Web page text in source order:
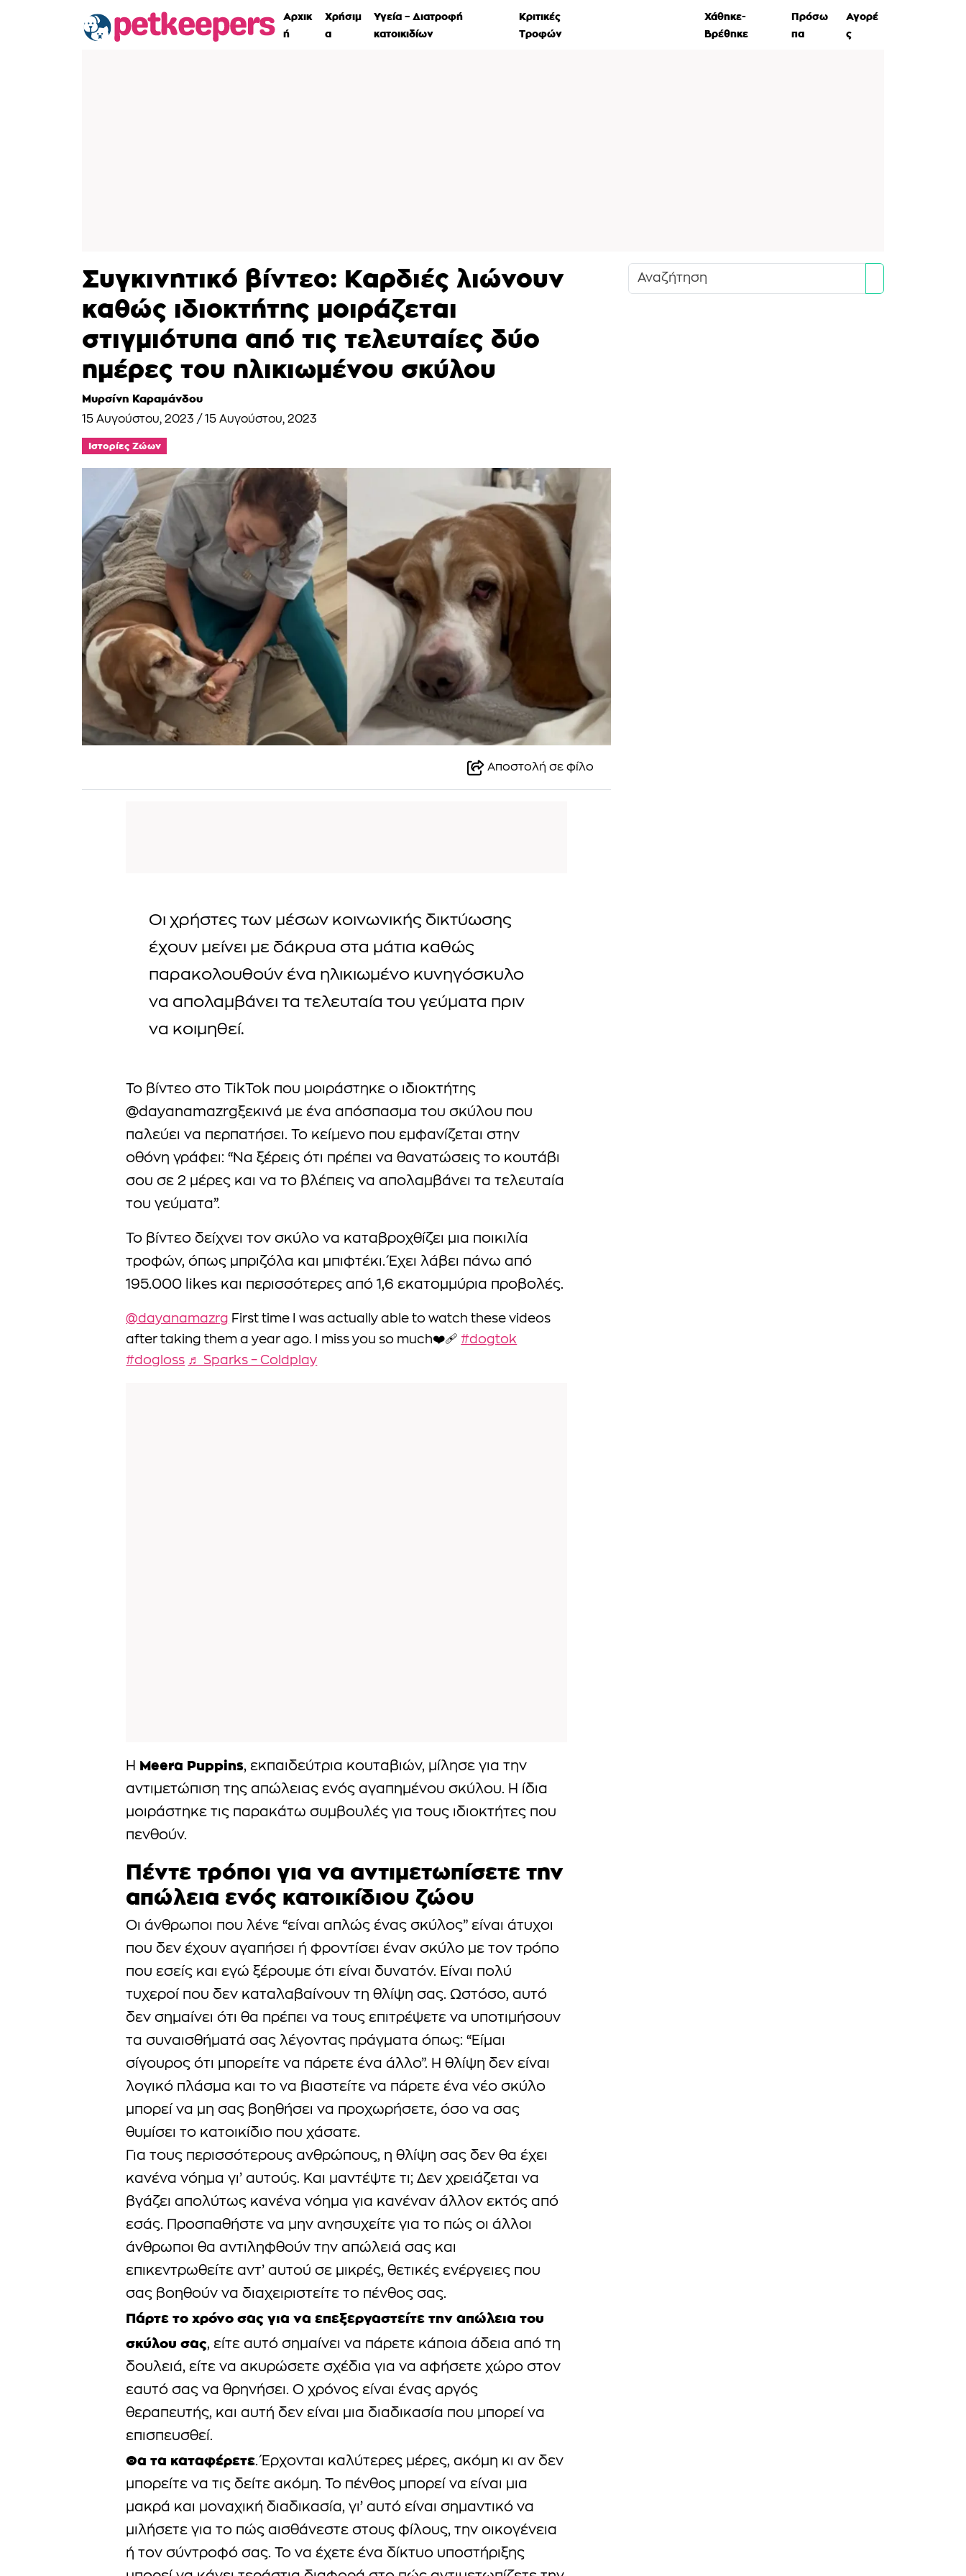
Αρχικ
ή
Χρήσιμ
α
Υγεία – Διατροφή
κατοικιδίων
Κριτικές
Τροφών
Χάθηκε-
Βρέθηκε
Πρόσω
πα
Αγορέ
ς
Συγκινητικό βίντεο: Καρδιές λιώνουν
καθώς ιδιοκτήτης μοιράζεται
στιγμιότυπα από τις τελευταίες δύο
ημέρες του ηλικιωμένου σκύλου
Μυρσίνη Καραμάνδου
15 Αυγούστου, 2023 / 15 Αυγούστου, 2023
Ιστορίες Ζώων
Αποστολή σε φίλο
Οι χρήστες των μέσων κοινωνικής δικτύωσης
έχουν μείνει με δάκρυα στα μάτια καθώς
παρακολουθούν ένα ηλικιωμένο κυνηγόσκυλο
να απολαμβάνει τα τελευταία του γεύματα πριν
να κοιμηθεί.
Το βίντεο στο TikTok που μοιράστηκε ο ιδιοκτήτης
@dayanamazrgξεκινά με ένα απόσπασμα του σκύλου που
παλεύει να περπατήσει. Το κείμενο που εμφανίζεται στην
οθόνη γράφει: “Να ξέρεις ότι πρέπει να θανατώσεις το κουτάβι
σου σε 2 μέρες και να το βλέπεις να απολαμβάνει τα τελευταία
του γεύματα”.
Το βίντεο δείχνει τον σκύλο να καταβροχθίζει μια ποικιλία
τροφών, όπως μπριζόλα και μπιφτέκι. Έχει λάβει πάνω από
195.000 likes και περισσότερες από 1,6 εκατομμύρια προβολές.
@dayanamazrg First time I was actually able to watch these videos
after taking them a year ago. I miss you so much❤️‍🩹 #dogtok
#dogloss ♬ Sparks – Coldplay
Η Meera Puppins, εκπαιδεύτρια κουταβιών, μίλησε για την
αντιμετώπιση της απώλειας ενός αγαπημένου σκύλου. Η ίδια
μοιράστηκε τις παρακάτω συμβουλές για τους ιδιοκτήτες που
πενθούν.
Πέντε τρόποι για να αντιμετωπίσετε την
απώλεια ενός κατοικίδιου ζώου
Οι άνθρωποι που λένε “είναι απλώς ένας σκύλος” είναι άτυχοι
που δεν έχουν αγαπήσει ή φροντίσει έναν σκύλο με τον τρόπο
που εσείς και εγώ ξέρουμε ότι είναι δυνατόν. Είναι πολύ
τυχεροί που δεν καταλαβαίνουν τη θλίψη σας. Ωστόσο, αυτό
δεν σημαίνει ότι θα πρέπει να τους επιτρέψετε να υποτιμήσουν
τα συναισθήματά σας λέγοντας πράγματα όπως: “Είμαι
σίγουρος ότι μπορείτε να πάρετε ένα άλλο”. Η θλίψη δεν είναι
λογικό πλάσμα και το να βιαστείτε να πάρετε ένα νέο σκύλο
μπορεί να μη σας βοηθήσει να προχωρήσετε, όσο να σας
θυμίσει το κατοικίδιο που χάσατε.
Για τους περισσότερους ανθρώπους, η θλίψη σας δεν θα έχει
κανένα νόημα γι’ αυτούς. Και μαντέψτε τι; Δεν χρειάζεται να
βγάζει απολύτως κανένα νόημα για κανέναν άλλον εκτός από
εσάς. Προσπαθήστε να μην ανησυχείτε για το πώς οι άλλοι
άνθρωποι θα αντιληφθούν την απώλειά σας και
επικεντρωθείτε αντ’ αυτού σε μικρές, θετικές ενέργειες που
σας βοηθούν να διαχειριστείτε το πένθος σας.
Πάρτε το χρόνο σας για να επεξεργαστείτε την απώλεια του
σκύλου σας, είτε αυτό σημαίνει να πάρετε κάποια άδεια από τη
δουλειά, είτε να ακυρώσετε σχέδια για να αφήσετε χώρο στον
εαυτό σας να θρηνήσει. Ο χρόνος είναι ένας αργός
θεραπευτής, και αυτή δεν είναι μια διαδικασία που μπορεί να
επισπευσθεί.
Θα τα καταφέρετε. Έρχονται καλύτερες μέρες, ακόμη κι αν δεν
μπορείτε να τις δείτε ακόμη. Το πένθος μπορεί να είναι μια
μακρά και μοναχική διαδικασία, γι’ αυτό είναι σημαντικό να
μιλήσετε για το πώς αισθάνεστε στους φίλους, την οικογένεια
ή τον σύντροφό σας. Το να έχετε ένα δίκτυο υποστήριξης
Search